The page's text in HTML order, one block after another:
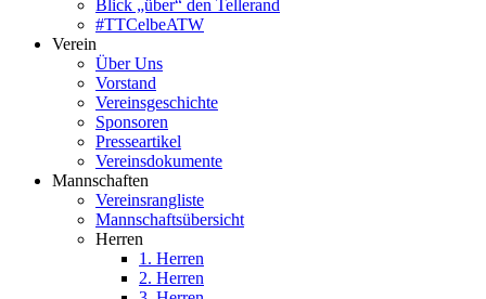
Blick „über“ den Tellerand
#TTCelbeATW
Verein
Über Uns
Vorstand
Vereinsgeschichte
Sponsoren
Presseartikel
Vereinsdokumente
Mannschaften
Vereinsrangliste
Mannschaftsübersicht
Herren
1. Herren
2. Herren